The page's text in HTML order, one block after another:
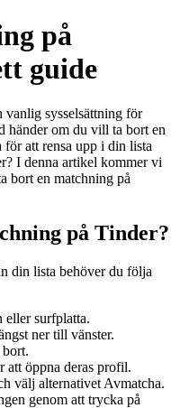
på
guide
sysselsättning för
händer om du vill ta bort en
att rensa upp i din lista
I denna artikel kommer vi
bort en matchning på
på Tinder?
din lista behöver du följa
eller surfplatta.
ner till vänster.
att öppna deras profil.
välj alternativet Avmatcha.
genom att trycka på